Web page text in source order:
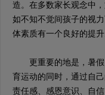
造。在多数家长观念中
如不知不觉间孩子的视
体素质有一个良好的提升
更重要的地是，暑假
育运动的同时，通过自
责任感、感恩意识、自